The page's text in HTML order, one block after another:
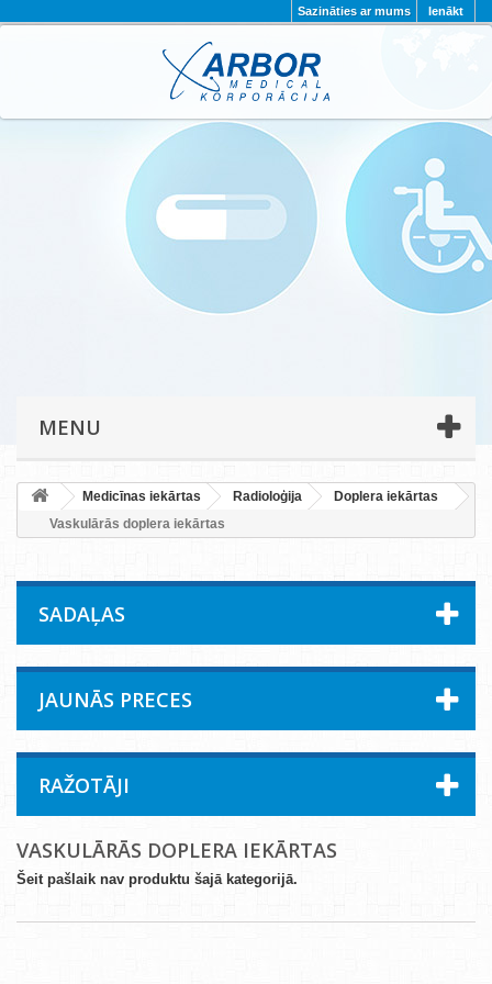
Ienākt
Sazināties ar mums
PAR MUMS PROJEKTI
KONTAKTI
PRIVĀTUMA POLITIKA
MENU
Medicīnas iekārtas Radioloģija
Doplera iekārtas
Vaskulārās doplera iekārtas
SADAĻAS
JAUNĀS PRECES
RAŽOTĀJI
VASKULĀRĀS DOPLERA IEKĀRTAS
Šeit pašlaik nav produktu šajā kategorijā.